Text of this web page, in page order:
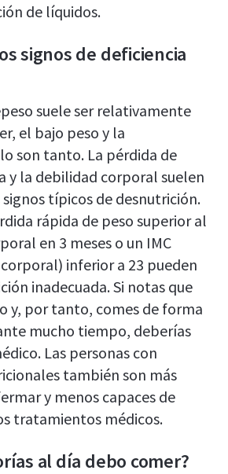
de líquidos.
signos de deficiencia
suele ser relativamente
el bajo peso y la
son tanto. La pérdida de
y la debilidad corporal suelen
típicos de desnutrición.
rápida de peso superior al
en 3 meses o un IMC
inferior a 23 pueden
inadecuada. Si notas que
y, por tanto, comes de forma
mucho tiempo, deberías
Las personas con
también son más
y menos capaces de
tratamientos médicos.
al día debo comer?